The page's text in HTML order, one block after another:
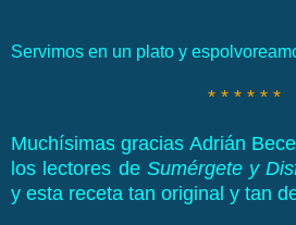
Servimos en un plato y
* * * * * *
Muchísimas gracias Adrián
los lectores de Sumérgete y
y esta receta tan original y tan